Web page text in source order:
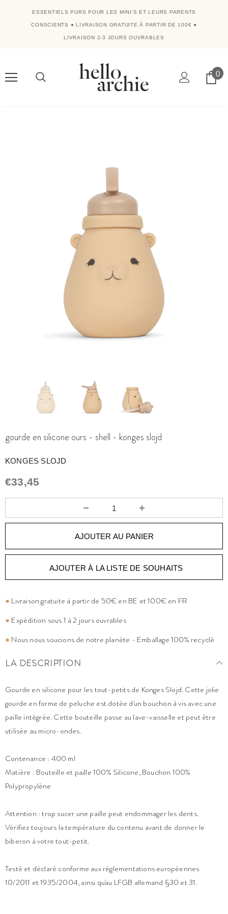
ESSENTIELS PURS POUR LES MINI'S ET LEURS PARENTS
CONSCIENTS ● LIVRAISON GRATUITE À PARTIR DE 100€ ●
LIVRAISON 2-3 JOURS OUVRABLES
0
gourde en silicone ours - shell - konges slojd
KONGES SLOJD
€33,45
AJOUTER À LA LISTE DE SOUHAITS
● Livraison gratuite à partir de 50€ en BE et 100€ en FR
● Expédition sous 1 à 2 jours ouvrables
● Nous nous soucions de notre planète - Emballage 100% recyclé
LA DESCRIPTION
Gourde en silicone pour les tout-petits de Konges Slojd. Cette jolie
gourde en forme de peluche est dotée d'un bouchon à vis avec une
paille intégrée. Cette bouteille passe au lave-vaisselle et peut être
utilisée au micro-ondes.
Contenance : 400 ml
Matière : Bouteille et paille 100% Silicone, Bouchon 100%
Polypropylène
Attention : trop sucer une paille peut endommager les dents.
Vérifiez toujours la température du contenu avant de donner le
biberon à votre tout-petit.
Testé et déclaré conforme aux réglementations européennes
10/2011 et 1935/2004, ainsi qu'au LFGB allemand §30 et 31.